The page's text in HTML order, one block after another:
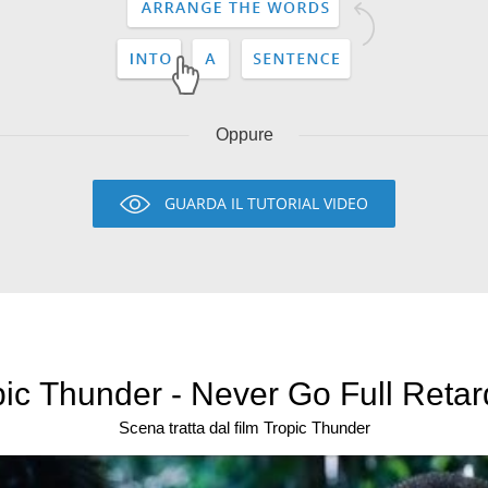
Oppure
GUARDA IL TUTORIAL VIDEO
Thunder - Never Go Full
Scena tratta dal film Tropic Thunder